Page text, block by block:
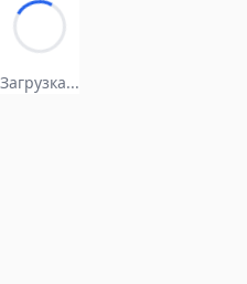
Загрузка...